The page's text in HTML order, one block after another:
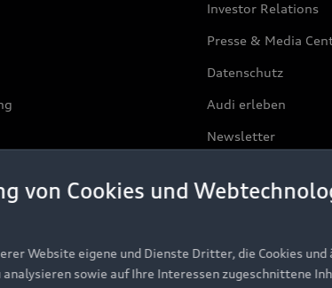
Investor Relations
Presse & Media
Datenschutz
Audi erleben
Newsletter
von Cookies und
Website eigene und Dienste Dritter, die Cookies
analysieren sowie auf Ihre Interessen zugeschnittene